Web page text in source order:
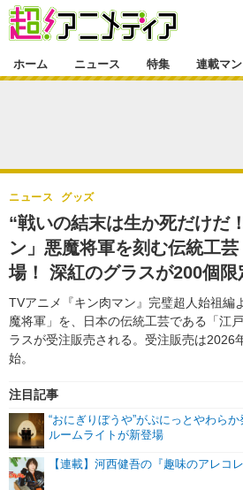
ゲーム・アプリ
グッズ
声優
舞台
特集一覧
ラキりす
連載マンガ
連載マンガ一覧
番組・動画
番組・動画一覧
動画
連載・ブログ
連載・ブログ一覧
編集部ブログ・お知らせ
ホーム ニュース 特集 連載マ
“戦いの結末は生か死だけだ
ン」悪魔将軍を刻む伝統工
場！ 深紅のグラスが200個限
TVアニメ『キン肉マン』完璧超人始祖編
魔将軍」を、日本の伝統工芸である「江
ラスが受注販売される。受注販売は2026
始。
ニュース グッズ
注目記事
“おにぎりぼうや”がぷにっとやわら
ルームライトが新登場
【連載】河西健吾の『趣味のアレコレ